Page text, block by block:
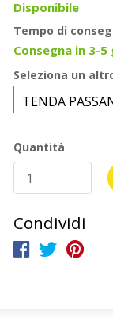
Disponibile
Tempo di
Consegna in 3-
Seleziona un
Quantità
Condividi